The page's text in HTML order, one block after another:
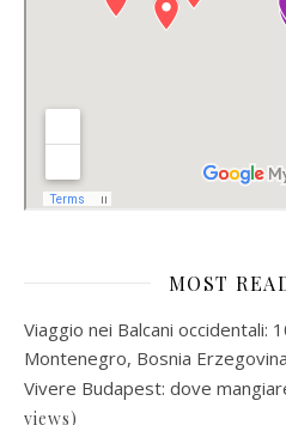
MOST
Viaggio nei Balcani occidentali:
Montenegro, Bosnia
Vivere Budapest: dove
views)